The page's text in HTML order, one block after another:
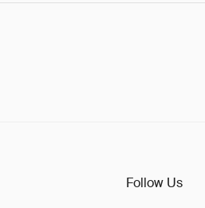
Follow Us